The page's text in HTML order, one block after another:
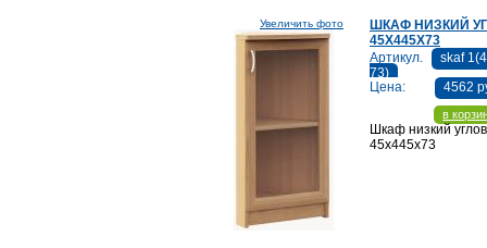
Увеличить фото
ШКАФ НИЗКИЙ
45Х445Х73
Артикул.
skaf
73)
Цена:
4562
в
Шкаф низкий
45х445х73